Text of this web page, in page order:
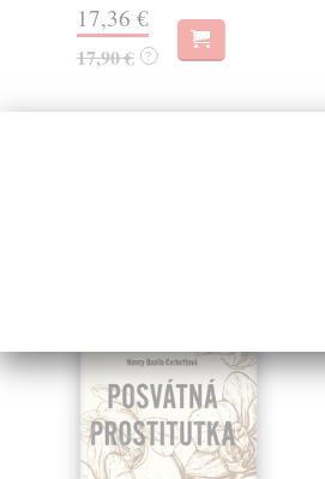
17,36 €
17,90 € ?